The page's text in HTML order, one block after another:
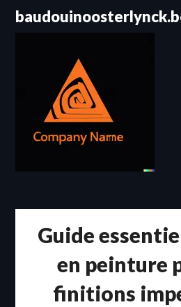
Passer
Guide
en peinture
finitions